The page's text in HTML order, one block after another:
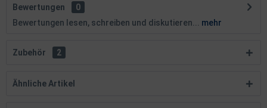
Bewertungen
0
Bewertungen lesen, schreiben und diskutieren...
mehr
Zubehör 2
Ähnliche Artikel